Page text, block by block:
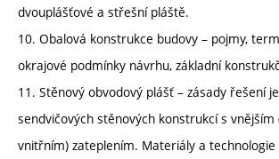
dvouplášťové a střešní pláště.
10. Obalová konstrukce budovy – pojmy,
okrajové podmínky návrhu, základní
11. Stěnový obvodový plášť – zásady řešení
sendvičových stěnových konstrukcí s vnějším
vnitřním) zateplením. Materiály a technologie